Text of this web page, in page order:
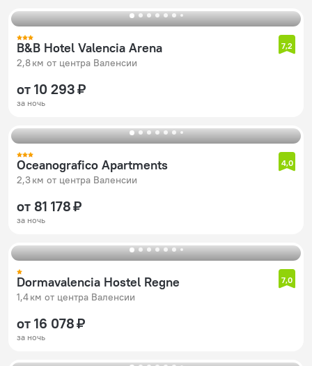
B&B Hotel Valencia Arena
2,8 км от центра Валенсии
7,2
от 10 293 ₽
за ночь
Oceanografico Apartments
2,3 км от центра Валенсии
4,0
от 81 178 ₽
за ночь
Dormavalencia Hostel Regne
1,4 км от центра Валенсии
7,0
от 16 078 ₽
за ночь